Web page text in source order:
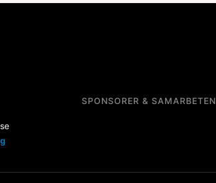
SPONSORER & SAMARBETEN